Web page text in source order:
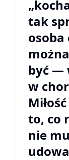
tak
osoba
być —
w
to, co
nie